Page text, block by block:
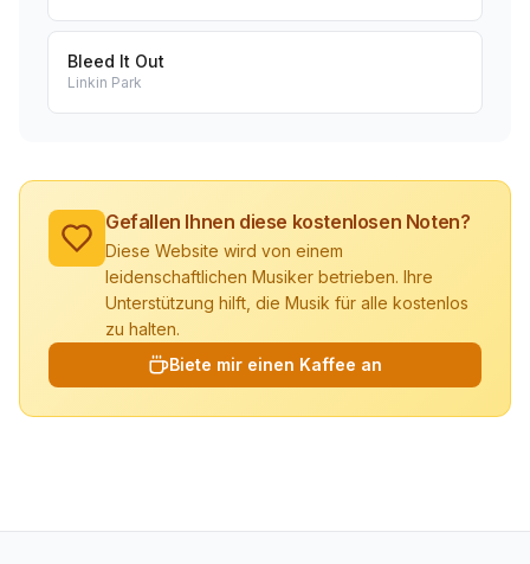
Bleed It Out
Linkin Park
Gefallen Ihnen diese kostenlosen Noten?
Diese Website wird von einem
leidenschaftlichen Musiker betrieben. Ihre
Unterstützung hilft, die Musik für alle kostenlos
zu halten.
Biete mir einen Kaffee an